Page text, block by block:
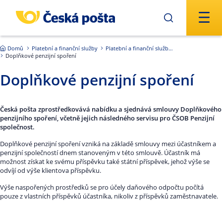
Domů Platební a finanční služby
Platební a finanční služby ČR
Doplňkové penzijní spoření
Doplňkové penzijní spoření
Česká pošta zprostředkovává nabídku a sjednává smlouvy Doplňkového
penzijního spoření, včetně jejich následného servisu pro ČSOB Penzijní
společnost.
Doplňkové penzijní spoření vzniká na základě smlouvy mezi účastníkem a
penzijní společností dnem stanoveným v této smlouvě. Účastník má
možnost získat ke svému příspěvku také státní příspěvek, jehož výše se
odvíjí od výše klientova příspěvku.
Výše naspořených prostředků se pro účely daňového odpočtu počítá
pouze z vlastních příspěvků účastníka, nikoliv z příspěvků zaměstnavatele.